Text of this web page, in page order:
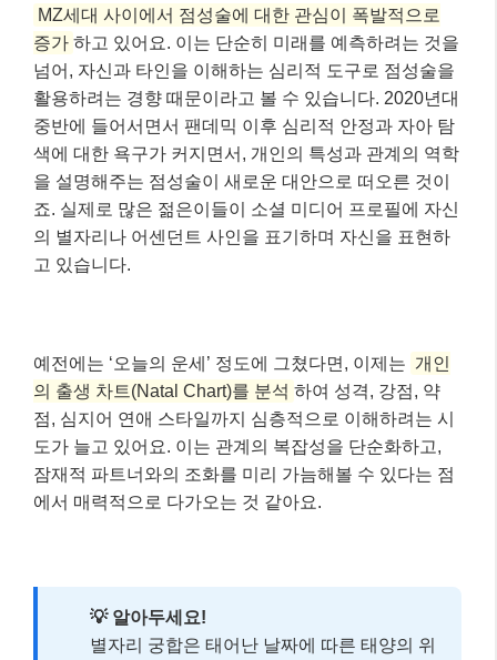
MZ세대 사이에서 점성술에 대한 관심이 폭발적으로
증가 하고 있어요. 이는 단순히 미래를 예측하려는 것을
넘어, 자신과 타인을 이해하는 심리적 도구로 점성술을
활용하려는 경향 때문이라고 볼 수 있습니다. 2020년대
중반에 들어서면서 팬데믹 이후 심리적 안정과 자아 탐
색에 대한 욕구가 커지면서, 개인의 특성과 관계의 역학
을 설명해주는 점성술이 새로운 대안으로 떠오른 것이
죠. 실제로 많은 젊은이들이 소셜 미디어 프로필에 자신
의 별자리나 어센던트 사인을 표기하며 자신을 표현하
고 있습니다.
예전에는 ‘오늘의 운세’ 정도에 그쳤다면, 이제는 개인
의 출생 차트(Natal Chart)를 분석 하여 성격, 강점, 약
점, 심지어 연애 스타일까지 심층적으로 이해하려는 시
도가 늘고 있어요. 이는 관계의 복잡성을 단순화하고,
잠재적 파트너와의 조화를 미리 가늠해볼 수 있다는 점
에서 매력적으로 다가오는 것 같아요.
💡 알아두세요!
별자리 궁합은 태어난 날짜에 따른 태양의 위